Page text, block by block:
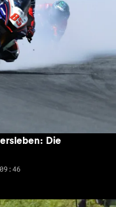
Die